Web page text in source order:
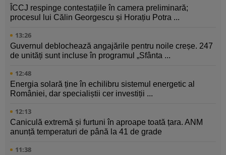
ÎCCJ respinge contestațiile în camera preliminară;
procesul lui Călin Georgescu și Horațiu Potra ...
13:26
Guvernul deblochează angajările pentru noile creșe. 247
de unități sunt incluse în programul „Sfânta ...
12:48
Energia solară ține în echilibru sistemul energetic al
României, dar specialiștii cer investiții ...
12:13
Caniculă extremă și furtuni în aproape toată țara. ANM
anunță temperaturi de până la 41 de grade
11:38